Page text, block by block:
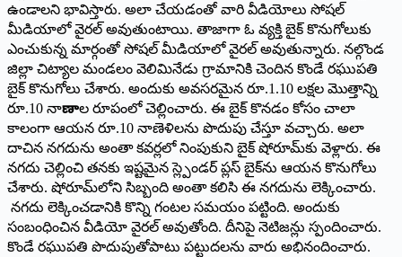
ఉండాలని భావిస్తారు. అలా చేయడంతో వారి వీడియోలు సోషల్‌
‌మీడియాలో వైరల్‌ అవుతుంటాయి. తాజాగా ఓ వ్యక్తి బైక్‌ ‌కొనుగోలుకు
ఎంచుకున్న మార్గంతో సోషల్‌ ‌మీడియాలో వైరల్‌ అవుతున్నారు. నల్గొండ
జిల్లా చిట్యాల మండలం వెలిమినేడు గ్రామానికి చెందిన కొండే రఘుపతి
బైక్‌ ‌కొనుగోలు చేశారు. అందుకు అవసరమైన రూ.1.10 లక్షల మొత్తాన్ని
రూ.10 నాణాల రూపంలో చెల్లించారు. ఈ బైక్‌ ‌కొనడం కోసం చాలా
కాలంగా ఆయన రూ.10 నాణెళిలను పొదుపు చేస్తూ వచ్చారు. అలా
దాచిన నగదును అంతా కవర్లలో నింపుకుని బైక్‌ ‌షోరూమ్‌కు వెళ్లారు. ఈ
నగదు చెల్లించి తనకు ఇష్టమైన స్ల్పెండర్‌ ‌ప్లస్‌ ‌బైక్‌ను ఆయన కొనుగోలు
చేశారు. షోరూమ్‌లోని సిబ్బంది అంతా కలిసి ఈ నగదును లెక్కించారు.
నగదు లెక్కించడానికి కొన్ని గంటల సమయం పట్టింది. అందుకు
సంబంధించిన వీడియో వైరల్‌ అవుతోంది. దీనిపై నెటిజన్లు స్పందించారు.
కొండే రఘుపతి పొదుపుతోపాటు పట్టుదలను వారు అభినందించారు.